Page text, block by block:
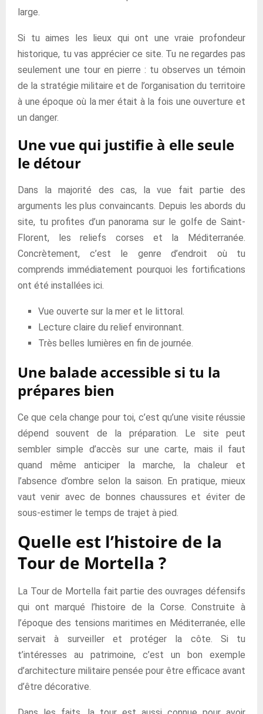
large.
Si tu aimes les lieux qui ont une vraie profondeur
historique, tu vas apprécier ce site. Tu ne regardes pas
seulement une tour en pierre : tu observes un témoin
de la stratégie militaire et de l’organisation du territoire
à une époque où la mer était à la fois une ouverture et
un danger.
Une vue qui justifie à elle seule
le détour
Dans la majorité des cas, la vue fait partie des
arguments les plus convaincants. Depuis les abords du
site, tu profites d’un panorama sur le golfe de Saint-
Florent, les reliefs corses et la Méditerranée.
Concrètement, c’est le genre d’endroit où tu
comprends immédiatement pourquoi les fortifications
ont été installées ici.
Vue ouverte sur la mer et le littoral.
Lecture claire du relief environnant.
Très belles lumières en fin de journée.
Une balade accessible si tu la
prépares bien
Ce que cela change pour toi, c’est qu’une visite réussie
dépend souvent de la préparation. Le site peut
sembler simple d’accès sur une carte, mais il faut
quand même anticiper la marche, la chaleur et
l’absence d’ombre selon la saison. En pratique, mieux
vaut venir avec de bonnes chaussures et éviter de
sous-estimer le temps de trajet à pied.
Quelle est l’histoire de la
Tour de Mortella ?
La Tour de Mortella fait partie des ouvrages défensifs
qui ont marqué l’histoire de la Corse. Construite à
l’époque des tensions maritimes en Méditerranée, elle
servait à surveiller et protéger la côte. Si tu
t’intéresses au patrimoine, c’est un bon exemple
d’architecture militaire pensée pour être efficace avant
d’être décorative.